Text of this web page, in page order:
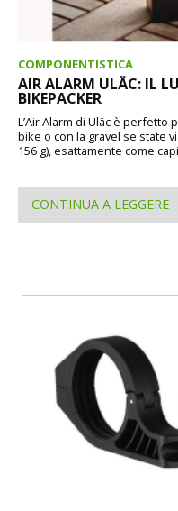
COMPONENTISTICA
AIR ALARM ULÄC: IL
BIKEPACKER
L’Air Alarm di Uläc è perfetto
bike o con la gravel se state
156 g), esattamente come
CONTINUA A LEGGERE